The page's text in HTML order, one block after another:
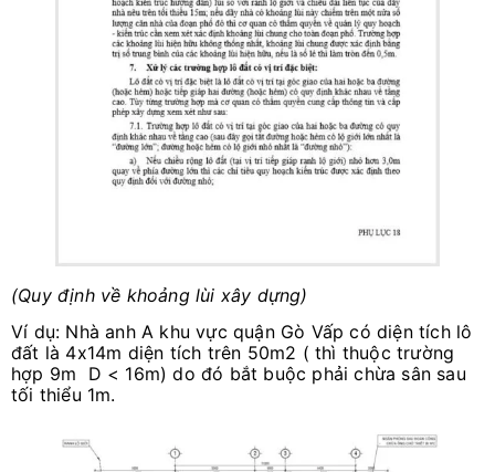
(Quy định về khoảng lùi xây dựng)
Ví dụ: Nhà anh A khu vực quận Gò Vấp có diện tích lô
đất là 4x14m diện tích trên 50m2 ( thì thuộc trường
hợp 9m
D < 16m) do đó bắt buộc phải chừa sân sau
tối thiểu 1m.